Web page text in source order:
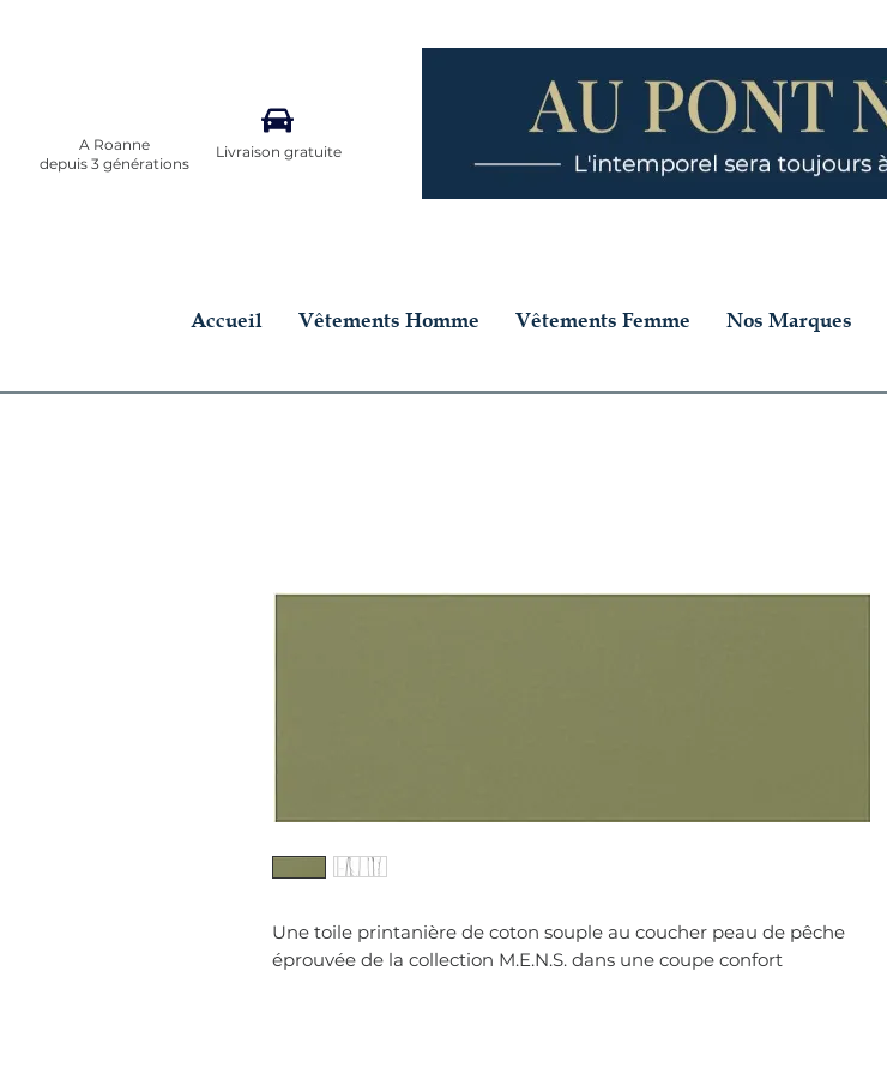
A Roanne
depuis 3 générations
Livraison gratuite
Accueil Vêtements Homme Vêtements Femme Nos Marques
Une toile printanière de coton souple au coucher peau de pêche
éprouvée de la collection M.E.N.S. dans une coupe confort